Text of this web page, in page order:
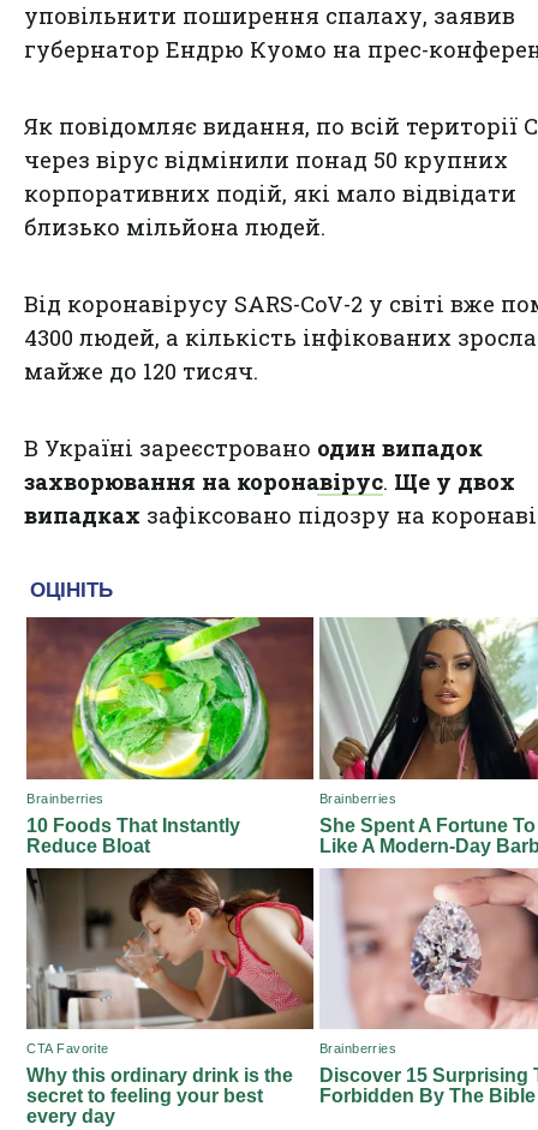
уповільнити поширення спалаху, заявив
губернатор Ендрю Куомо на прес-
Як повідомляє видання, по всій території
через вірус відмінили понад 50 крупних
корпоративних подій, які мало відвідати
близько мільйона людей.
Від коронавірусу SARS-CoV-2 у світі вже
4300 людей, а кількість інфікованих зросла
майже до 120 тисяч.
В Україні зареєстровано один випадок
захворювання на коронавірус. Ще у двох
випадках зафіксовано підозру на